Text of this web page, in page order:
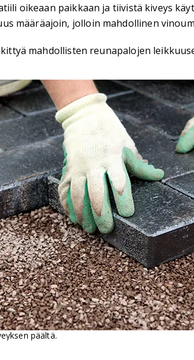
oikeaan paikkaan ja tiivistä kiveys
määräajoin, jolloin mahdollinen
mahdollisten reunapalojen
päältä.